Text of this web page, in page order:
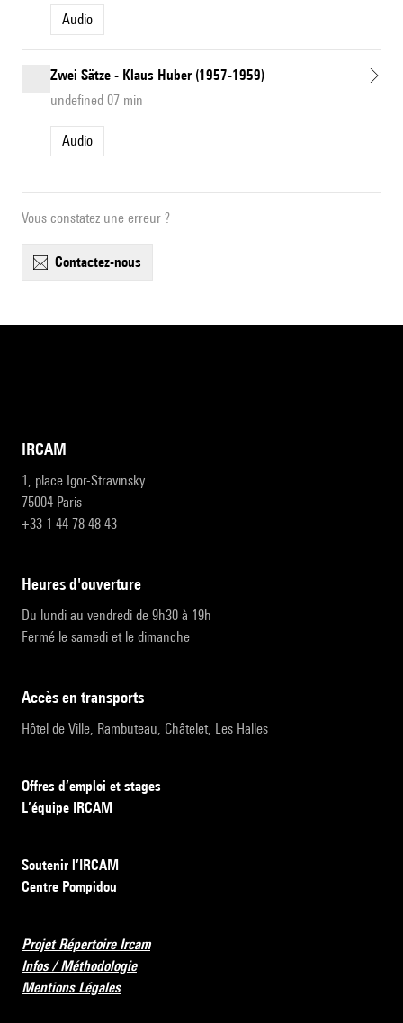
Audio
Zwei Sätze - Klaus Huber (1957-1959)
undefined 07 min
Audio
Vous constatez une erreur ?
contactez-nous
IRCAM
1, place Igor-Stravinsky
75004 Paris
+33 1 44 78 48 43
heures d'ouverture
Du lundi au vendredi de 9h30 à 19h
Fermé le samedi et le dimanche
accès en transports
Hôtel de Ville, Rambuteau, Châtelet, Les Halles
Offres d’emploi et stages
L’équipe IRCAM
Soutenir l’IRCAM
Centre Pompidou
Projet Répertoire Ircam
Infos / Méthodologie
Mentions Légales